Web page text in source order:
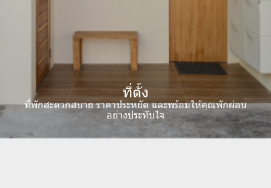
ที่ตั้ง
ที่พักสะดวกสบาย ราคาประหยัด และพร้อมให้คุณพักผ่อน
อย่างประทับใจ